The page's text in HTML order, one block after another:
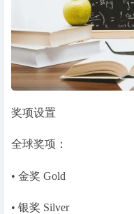
奖项设置
全球奖项：
• 金奖 Gold
• 银奖 Silver